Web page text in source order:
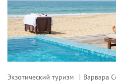
Экзотический туризм Варвара